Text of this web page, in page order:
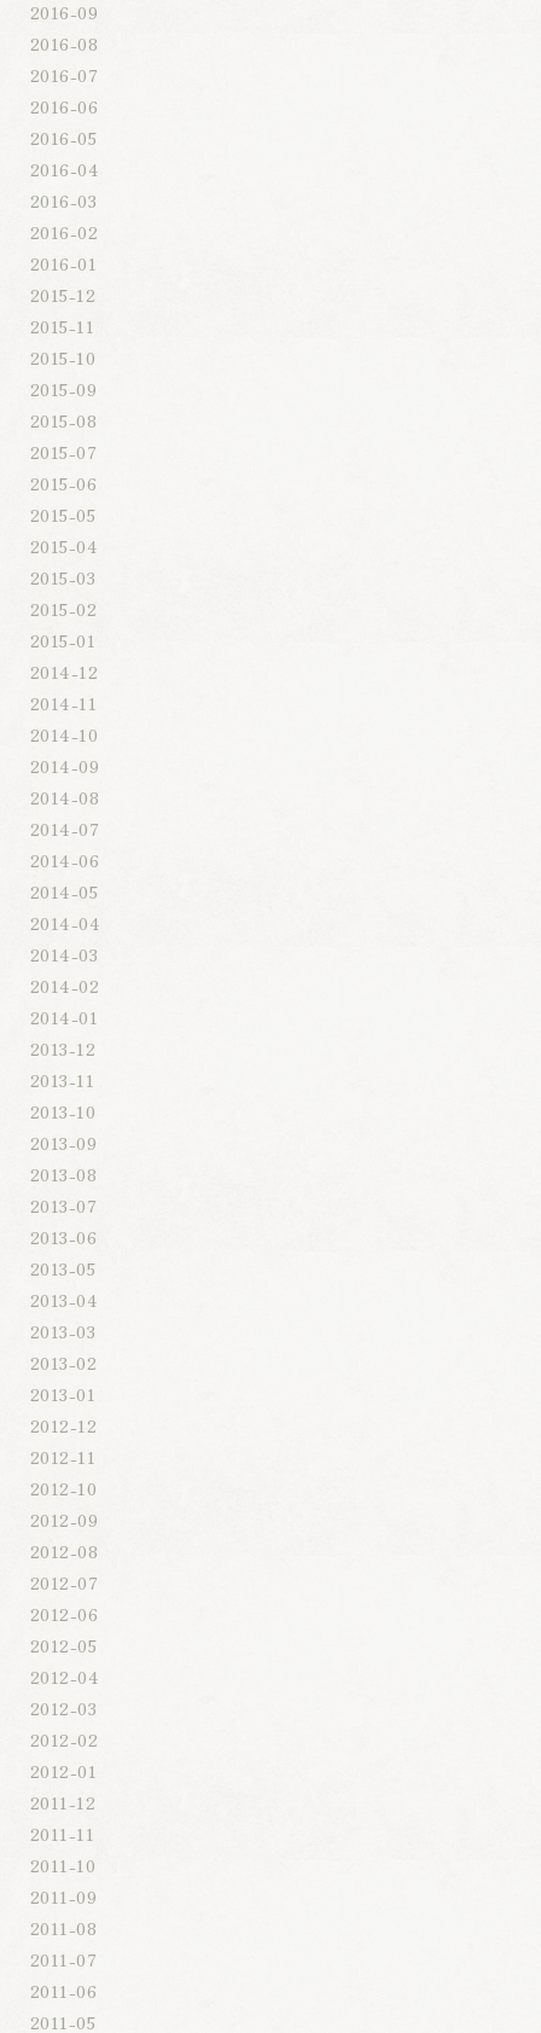
2016-09
2016-08
2016-07
2016-06
2016-05
2016-04
2016-03
2016-02
2016-01
2015-12
2015-11
2015-10
2015-09
2015-08
2015-07
2015-06
2015-05
2015-04
2015-03
2015-02
2015-01
2014-12
2014-11
2014-10
2014-09
2014-08
2014-07
2014-06
2014-05
2014-04
2014-03
2014-02
2014-01
2013-12
2013-11
2013-10
2013-09
2013-08
2013-07
2013-06
2013-05
2013-04
2013-03
2013-02
2013-01
2012-12
2012-11
2012-10
2012-09
2012-08
2012-07
2012-06
2012-05
2012-04
2012-03
2012-02
2012-01
2011-12
2011-11
2011-10
2011-09
2011-08
2011-07
2011-06
2011-05